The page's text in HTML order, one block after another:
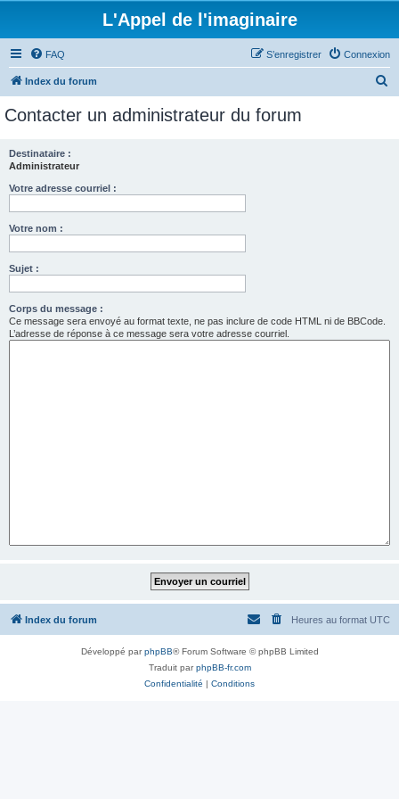
L'Appel de l'imaginaire
FAQ Connexion
S’enregistrer
Index du forum
Contacter un administrateur du forum
Destinataire :
Administrateur
Votre adresse courriel :
Votre nom :
Sujet :
Corps du message :
Ce message sera envoyé au format texte, ne pas inclure de code HTML ni de BBCode.
L’adresse de réponse à ce message sera votre adresse courriel.
Index du forum Heures au format UTC
Développé parphpBB® Forum Software © phpBB Limited
Traduit parphpBB-fr.com
Confidentialité | Conditions